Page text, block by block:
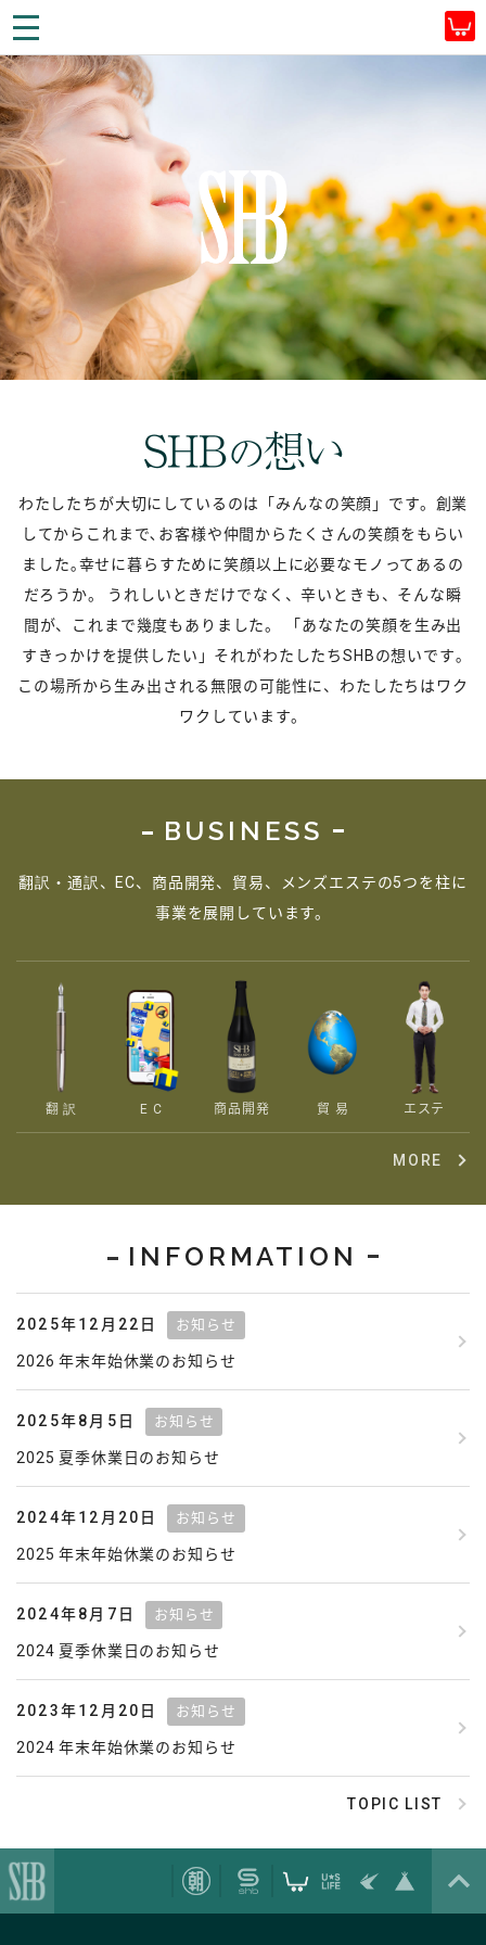
わたしたちが大切にしているのは「みんなの笑顔」です。 創業
してからこれまで､お客様や仲間からたくさんの笑顔をもらい
ました｡幸せに暮らすために笑顔以上に必要なモノってあるの
だろうか。
うれしいときだけでなく、辛いときも、そんな瞬
間が、これまで幾度もありました。
「あなたの笑顔を生み出
すきっかけを提供したい」それがわたしたちSHBの想いです｡
この場所から生み出される無限の可能性に、わたしたちはワク
ワクしています。
BUSINESS
翻訳・通訳、EC、商品開発、貿易、メンズエステの5つを柱に
事業を展開しています。
翻 訳 E C 商品開発 貿 易 エステ
MORE
INFORMATION
2025年12月22日 お知らせ
2026 年末年始休業のお知らせ
2025年8月5日 お知らせ
2025 夏季休業日のお知らせ
2024年12月20日 お知らせ
2025 年末年始休業のお知らせ
2024年8月7日 お知らせ
2024 夏季休業日のお知らせ
2023年12月20日 お知らせ
2024 年末年始休業のお知らせ
TOPIC LIST